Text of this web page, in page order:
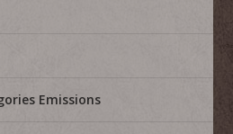
Emissions